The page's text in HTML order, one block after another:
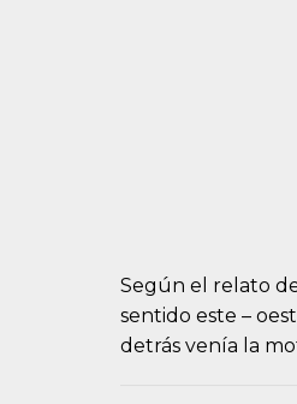
Según el relato
sentido este –
detrás venía la